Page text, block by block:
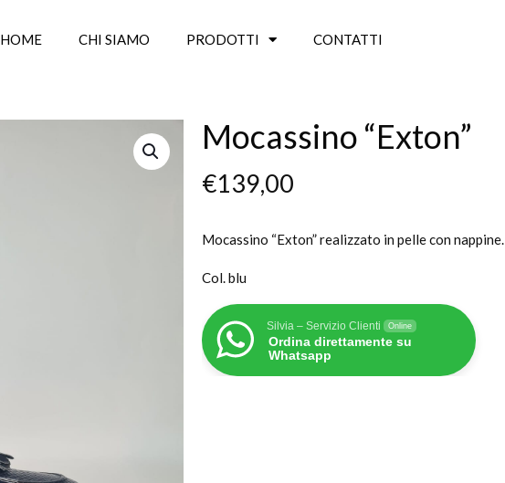
HOME CHI SIAMO PRODOTTI CONTATTI
Mocassino “Exton”
€139,00
Mocassino “Exton” realizzato in pelle con nappine.
Col. blu
Silvia – Servizio Clienti Online
Ordina direttamente su
Whatsapp